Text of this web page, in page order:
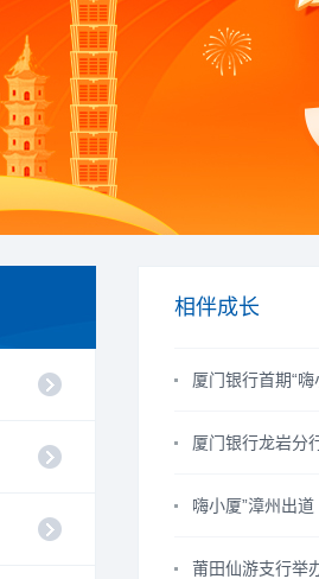
相伴成长
厦门银行首期“
厦门银行龙岩分
嗨小厦”漳州出
莆田仙游支行举